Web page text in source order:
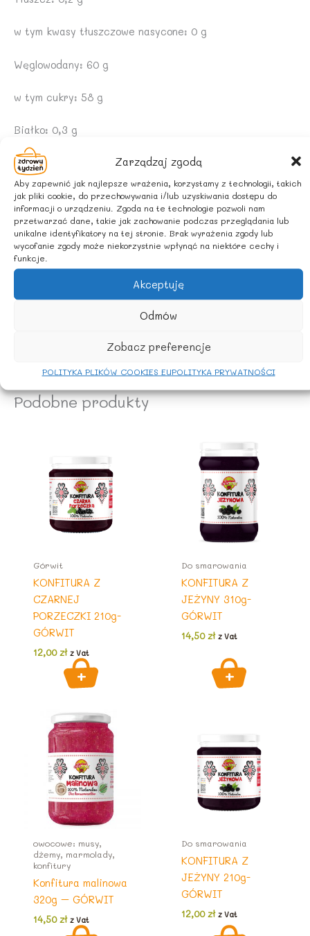
Zarządzaj zgodą
Aby zapewnić jak najlepsze wrażenia, korzystamy z technologii, takich
jak pliki cookie, do przechowywania i/lub uzyskiwania dostępu do
informacji o urządzeniu. Zgoda na te technologie pozwoli nam
przetwarzać dane, takie jak zachowanie podczas przeglądania lub
unikalne identyfikatory na tej stronie. Brak wyrażenia zgody lub
wycofanie zgody może niekorzystnie wpłynąć na niektóre cechy i
funkcje.
Akceptuję
Odmów
Zobacz preferencje
POLITYKA PLIKÓW COOKIES EUPOLITYKA PRYWATNOŚCI
w tym kwasy tłuszczowe nasycone: 0 g
Węglowodany: 60 g
w tym cukry: 58 g
Białko: 0,3 g
Sól: 0 g
ZALECANE WARUNKI PRZECHOWYWANIA
Po otwarciu przechowywać w temperaturze + 4 stopni
Celsjusza i spożyć w ciągu 14 dni.
KRAJ POCHODZENIA SKŁADNIKÓW
Podobne produkty
Górwit
KONFITURA Z
CZARNEJ
PORZECZKI 210g-
GÓRWIT
12,00zł z Vat
Do smarowania
KONFITURA Z
JEŻYNY 310g-
GÓRWIT
14,50zł z Vat
owocowe: musy,
dżemy, marmolady,
konfitury
Konfitura malinowa
320g – GÓRWIT
14,50zł z Vat
Do smarowania
KONFITURA Z
JEŻYNY 210g-
GÓRWIT
12,00zł z Vat